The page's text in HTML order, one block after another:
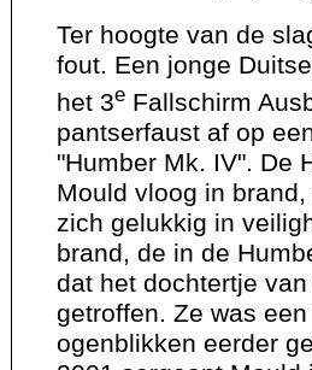
Ter hoogte van de
fout. Een jonge
het 3e Fallschirm
pantserfaust af op
"Humber Mk. IV". De
Mould vloog in
zich gelukkig in
brand, de in de
dat het dochtertje
getroffen. Ze was
ogenblikken eerder